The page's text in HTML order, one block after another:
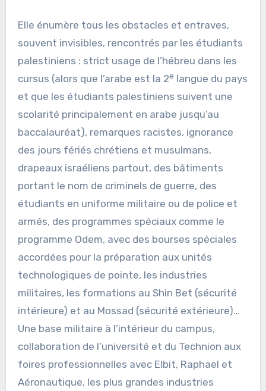
Elle énumère tous les obstacles et entraves,
souvent invisibles, rencontrés par les étudiants
palestiniens : strict usage de l’hébreu dans les
cursus (alors que l’arabe est la 2e langue du pays
et que les étudiants palestiniens suivent une
scolarité principalement en arabe jusqu’au
baccalauréat), remarques racistes, ignorance
des jours fériés chrétiens et musulmans,
drapeaux israéliens partout, des bâtiments
portant le nom de criminels de guerre, des
étudiants en uniforme militaire ou de police et
armés, des programmes spéciaux comme le
programme Odem, avec des bourses spéciales
accordées pour la préparation aux unités
technologiques de pointe, les industries
militaires, les formations au Shin Bet (sécurité
intérieure) et au Mossad (sécurité extérieure)…
Une base militaire à l’intérieur du campus,
collaboration de l’université et du Technion aux
foires professionnelles avec Elbit, Raphael et
Aéronautique, les plus grandes industries